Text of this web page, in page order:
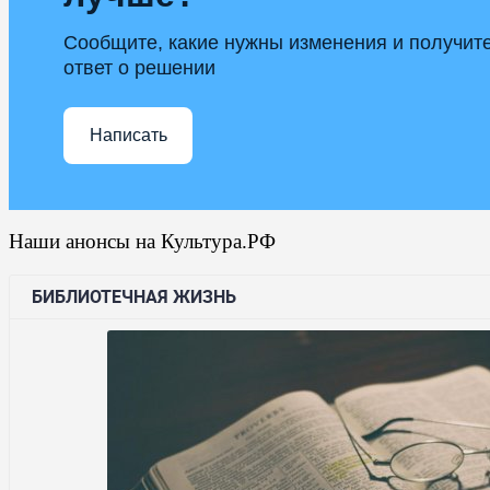
Сообщите, какие нужны изменения и
ответ о решении
Написать
Наши анонсы на Культура.РФ